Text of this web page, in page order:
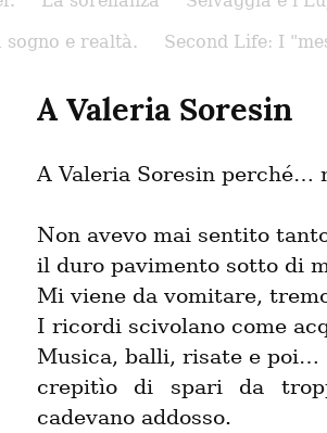
sogno e realtà. Second Life: I
A Valeria Soresin
A Valeria Soresin perché…
Non avevo mai sentito
il duro pavimento sotto di
Mi viene da vomitare,
I ricordi scivolano come
Musica, balli, risate e poi…
crepitìo di spari da
cadevano addosso.